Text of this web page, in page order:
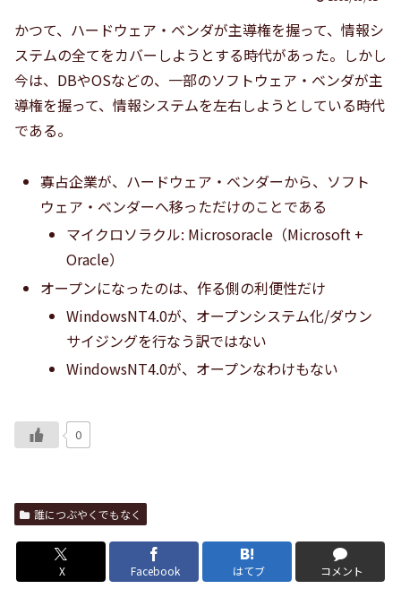
かつて、ハードウェア・ベンダが主導権を握って、情報シ
ステムの全てをカバーしようとする時代があった。しかし
今は、DBやOSなどの、一部のソフトウェア・ベンダが主
導権を握って、情報システムを左右しようとしている時代
である。
寡占企業が、ハードウェア・ベンダーから、ソフト
ウェア・ベンダーへ移っただけのことである
マイクロソラクル: Microsoracle（Microsoft +
Oracle）
オープンになったのは、作る側の利便性だけ
WindowsNT4.0が、オープンシステム化/ダウン
サイジングを行なう訳ではない
WindowsNT4.0が、オープンなわけもない
0
誰につぶやくでもなく
X Facebook はてブ コメント